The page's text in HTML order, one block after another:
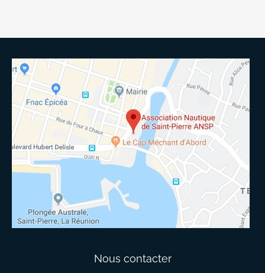
Nous contacter